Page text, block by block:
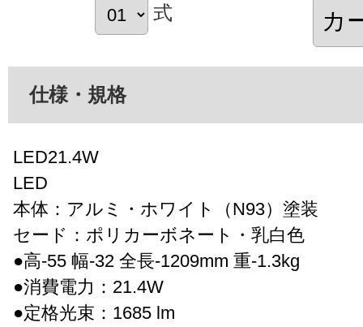
式
仕様・規格
LED21.4W
LED
本体：アルミ・ホワイト（N93）塗装
セード：ポリカーボネート・乳白色
●高-55 幅-32 全長-1209mm 重-1.3kg
●消費電力：21.4W
●定格光束：1685 lm